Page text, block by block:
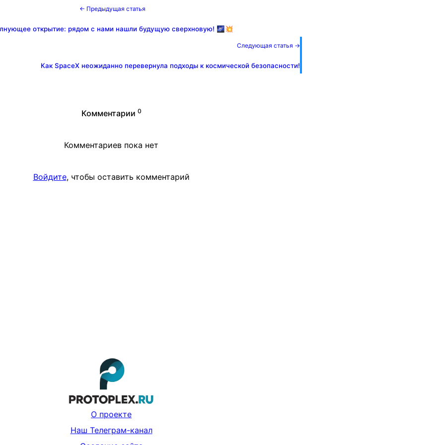
← Предыдущая статья
открытие: рядом с нами нашли будущую сверхновую! 🌌💥
Следующая статья →
Как SpaceX неожиданно перевернула подходы к космической безопасности!
Комментарии 0
Комментариев пока нет
Войдите, чтобы оставить комментарий
О проекте
Наш Телеграм-канал